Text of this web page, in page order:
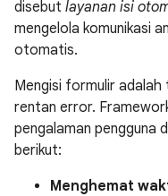
disebut layanan isi
mengelola komunikasi
otomatis.
Mengisi formulir adalah
rentan error.
pengalaman pengguna
berikut:
Menghemat